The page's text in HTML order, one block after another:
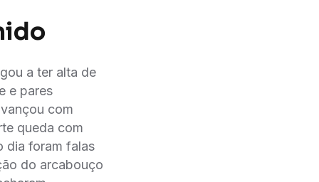
a ter alta de
e pares
com
queda com
dia foram falas
do arcabouço